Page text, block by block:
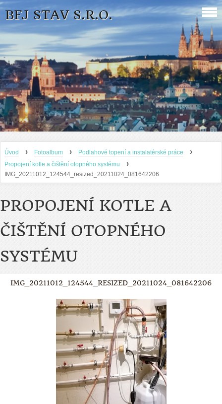
BFJ STAV S.R.O.
Úvod › Fotoalbum › Podlahové topení a instalatérské práce ›
Propojení kotle a čištění otopného systému ›
IMG_20211012_124544_resized_20211024_081642206
PROPOJENÍ KOTLE A
ČIŠTĚNÍ OTOPNÉHO
SYSTÉMU
IMG_20211012_124544_RESIZED_20211024_081642206